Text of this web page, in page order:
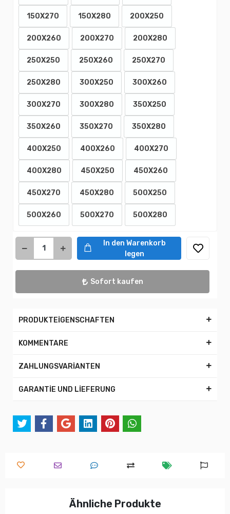
150X270 150X280 200X250
200X260 200X270 200X280
250X250 250X260 250X270
250X280 300X250 300X260
300X270 300X280 350X250
350X260 350X270 350X280
400X250 400X260 400X270
400X280 450X250 450X260
450X270 450X280 500X250
500X260 500X270 500X280
In den Warenkorb
legen
Sofort kaufen
PRODUKTEİGENSCHAFTEN
KOMMENTARE
ZAHLUNGSVARİANTEN
GARANTİE UND LİEFERUNG
Ähnliche Produkte